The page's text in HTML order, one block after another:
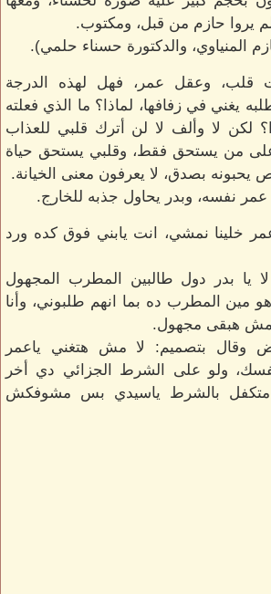
يروا حازم من قبل، ومكتوب.
المنياوي، والدكتورة حسناء حلمي).
قلب، وعقل عمر، فهل لهذه الدرجة
يغني في زفافها، لماذا؟ ما الذي فعلته
لكن لا وألف لا لن أترك قلبي للعذاب
على من يستحق فقط، وقلبي يستحق حياة
يحبونه بصدق، لا يعرفون معنى الخيانة.
نفسه، وبدر يحاول جذبه للخارج.
خلينا نمشي، انت يابني فوق كده ورد
يا بدر دول طالبين المطرب المجهول
هو مين المطرب ده بما انهم طلبوني، وأنا
ومش هبقى مجهول.
وقال بتصميم: لا مش هتغني ياعمر
ولو على الشرط الجزائي دي أخر
متكفل بالشرط ياسيدي بس مشوفكش